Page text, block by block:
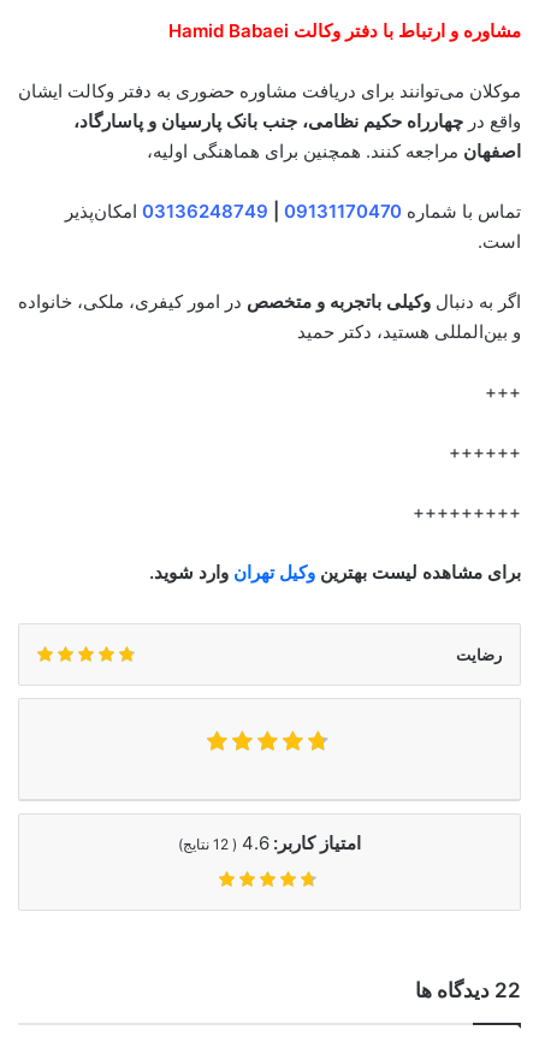
مشاوره و ارتباط با دفتر وکالت Hamid Babaei
موکلان می‌توانند برای دریافت مشاوره حضوری به دفتر وکالت ایشان
واقع در چهارراه حکیم نظامی، جنب بانک پارسیان و پاسارگاد،
اصفهان مراجعه کنند. همچنین برای هماهنگی اولیه،
تماس با شماره 09131170470
03136248749 امکان‌پذیر
است.
اگر به دنبال وکیلی باتجربه و متخصص در امور کیفری، ملکی، خانواده
و بین‌المللی هستید، دکتر حمید
+++
++++++
+++++++++
برای مشاهده لیست بهترین وکیل تهران وارد شوید.
رضایت
امتیاز کاربر:4.6
(
12 نتایج)
‫22 دیدگاه ها